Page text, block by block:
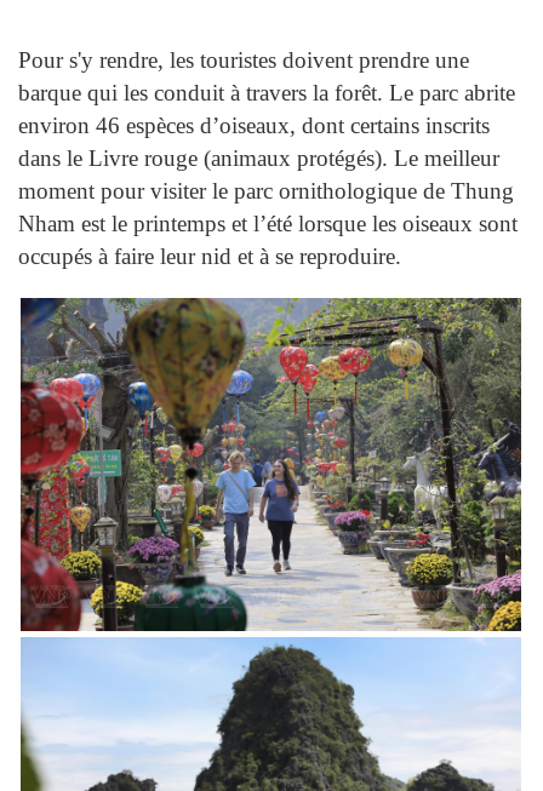
Pour s'y rendre, les touristes doivent prendre une
barque qui les conduit à travers la forêt. Le parc abrite
environ 46 espèces d’oiseaux, dont certains inscrits
dans le Livre rouge (animaux protégés). Le meilleur
moment pour visiter le parc ornithologique de Thung
Nham est le printemps et l’été lorsque les oiseaux sont
occupés à faire leur nid et à se reproduire.